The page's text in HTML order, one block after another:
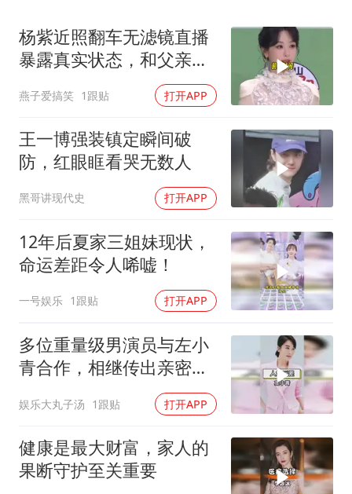
“六爷”挂一颗出场
香港宏福苑火灾或由烟头引起
浙江台州《告全体市民书》
《给阿嬷的情书》售后来了
人民的健康、体质、幸福一脉相承
杨紫近照翻车无滤镜直播
暴露真实状态，和父亲同
燕子爱搞笑 1跟贴 打开APP
王一博强装镇定瞬间破
防，红眼眶看哭无数人
黑哥讲现代史 打开APP
12年后夏家三姐妹现状，
命运差距令人唏嘘！
一号娱乐 1跟贴 打开APP
多位重量级男演员与左小
青合作，相继传出亲密流
娱乐大丸子汤 1跟贴 打开APP
健康是最大财富，家人的
果断守护至关重要